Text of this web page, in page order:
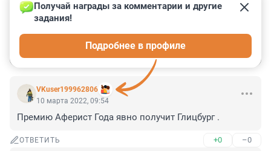
VKuser199962806
Получай награды за комментарии и другие
задания!
Подробнее в профиле
10 марта 2022, 09:54
Премию Аферист Года явно получит Глицбург .
ОТВЕТИТЬ +0 –0